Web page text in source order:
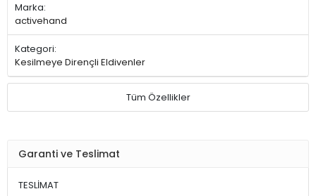
Marka:
activehand
Kategori:
Kesilmeye Dirençli Eldivenler
Tüm Özellikler
Garanti ve Teslimat
TESLİMAT